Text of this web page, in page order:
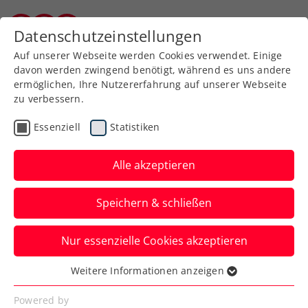
Zurück zur Newsübersicht
Turniere
Danke, Dominic!
Dominic Thiem lässt bei seinem Abschied
bei den Erste Bank Open die Wiener
Stadthalle ein letztes Mal beben.
Verfasst von: Presseaussendung / Redaktion, 22.10.2024
Datenschutzeinstellungen
Auf unserer Webseite werden Cookies verwendet. Einige
davon werden zwingend benötigt, während es uns andere
ermöglichen, Ihre Nutzererfahrung auf unserer Webseite
zu verbessern.
Essenziell Statistiken
Alle akzeptieren
Speichern & schließen
Nur essenzielle Cookies akzeptieren
Essenziell
Essenzielle Cookies werden für grundlegende
Weitere Informationen anzeigen
Powered by